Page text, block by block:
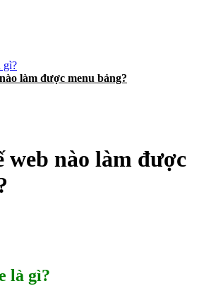
gì?
làm được menu bảng?
web nào làm được
là gì?